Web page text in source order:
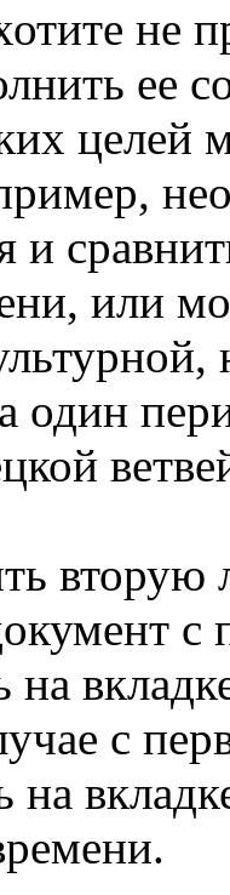
не
ее
целей
и
или
один
с
на
с
на